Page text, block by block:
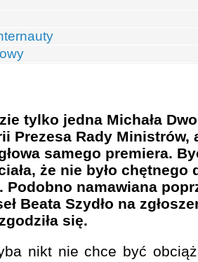
tylko jedna Michała
Prezesa Rady Ministrów,
samego premiera.
że nie było chętnego
Podobno namawiana
Beata Szydło na
się.
nikt nie chce być